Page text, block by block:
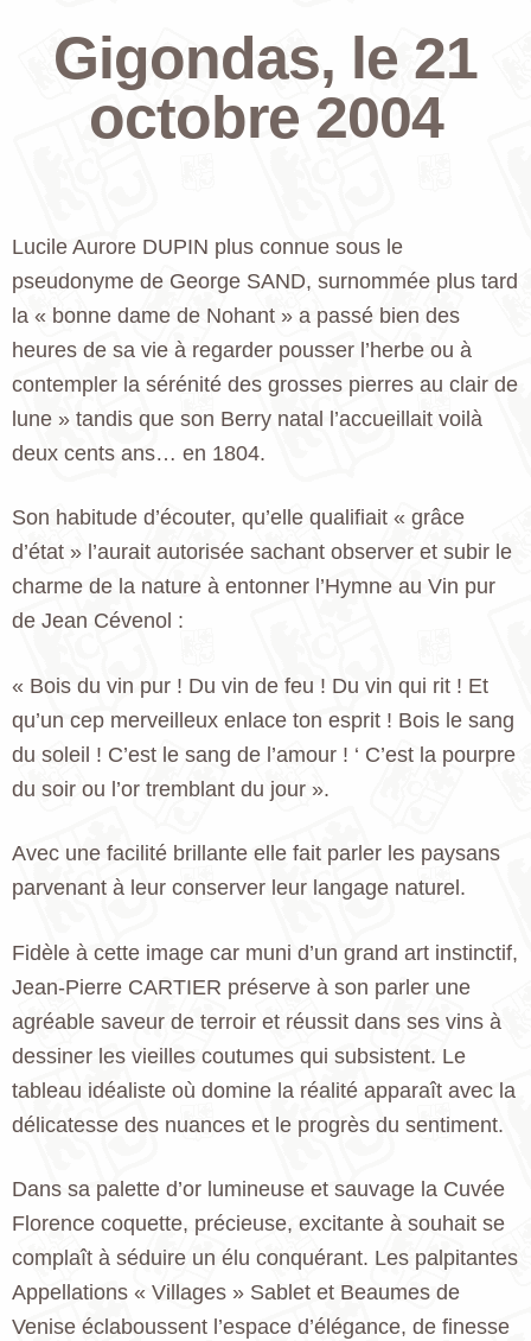
Gigondas, le 21
octobre 2004
Lucile Aurore DUPIN plus connue sous le
pseudonyme de George SAND, surnommée plus tard
la « bonne dame de Nohant » a passé bien des
heures de sa vie à regarder pousser l’herbe ou à
contempler la sérénité des grosses pierres au clair de
lune » tandis que son Berry natal l’accueillait voilà
deux cents ans… en 1804.
Son habitude d’écouter, qu’elle qualifiait « grâce
d’état » l’aurait autorisée sachant observer et subir le
charme de la nature à entonner l’Hymne au Vin pur
de Jean Cévenol :
« Bois du vin pur ! Du vin de feu ! Du vin qui rit ! Et
qu’un cep merveilleux enlace ton esprit ! Bois le sang
du soleil ! C’est le sang de l’amour ! ‘ C’est la pourpre
du soir ou l’or tremblant du jour ».
Avec une facilité brillante elle fait parler les paysans
parvenant à leur conserver leur langage naturel.
Fidèle à cette image car muni d’un grand art instinctif,
Jean-Pierre CARTIER préserve à son parler une
agréable saveur de terroir et réussit dans ses vins à
dessiner les vieilles coutumes qui subsistent. Le
tableau idéaliste où domine la réalité apparaît avec la
délicatesse des nuances et le progrès du sentiment.
Dans sa palette d’or lumineuse et sauvage la Cuvée
Florence coquette, précieuse, excitante à souhait se
complaît à séduire un élu conquérant. Les palpitantes
Appellations « Villages » Sablet et Beaumes de
Venise éclaboussent l’espace d’élégance, de finesse